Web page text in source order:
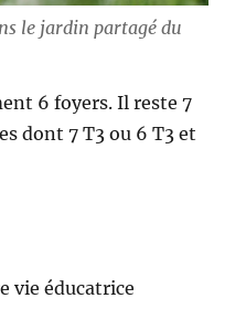
le jardin partagé du
6 foyers. Il reste 7
dont 7 T3 ou 6 T3 et
vie éducatrice